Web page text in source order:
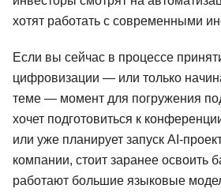
хотят работать с современными
Если вы сейчас в процессе
цифровизации — или только
теме — момент для погружения
хочет подготовиться к
или уже планирует запуск AI-
компании, стоит заранее освоить
работают большие языковые